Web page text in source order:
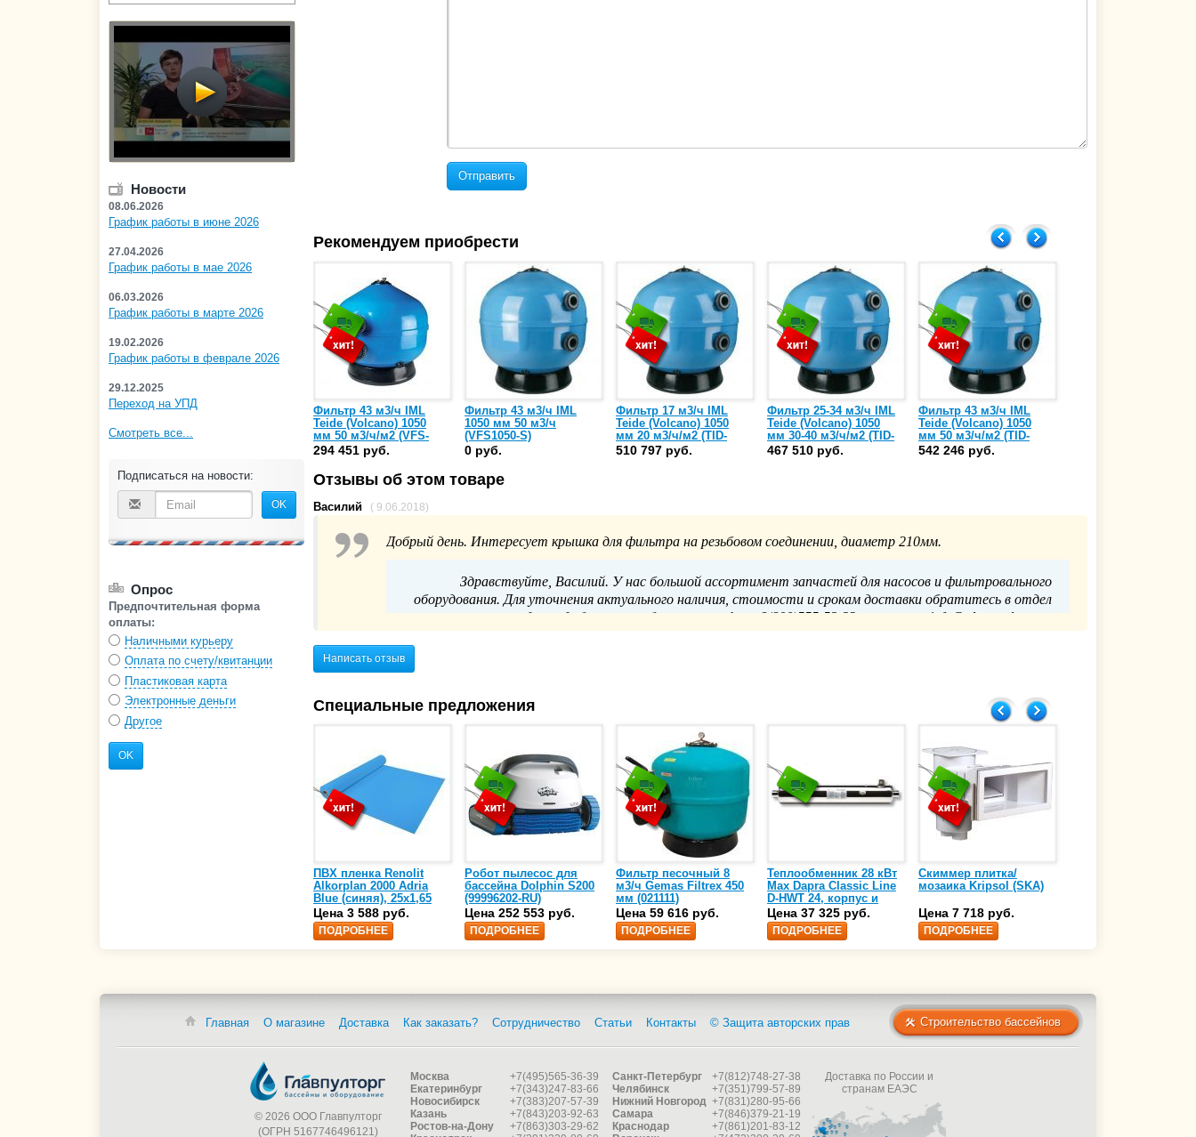
Новости
08.06.2026
График работы в июне 2026
27.04.2026
График работы в мае 2026
06.03.2026
График работы в марте 2026
19.02.2026
График работы в феврале 2026
29.12.2025
Переход на УПД
Смотреть все...
Подписаться на новости:
OK
Опрос
Предпочтительная форма
оплаты:
Наличными курьеру
Оплата по счету/квитанции
Пластиковая карта
Электронные деньги
Другое
OK
Отправить
Рекомендуем приобрести
Фильтр 43 м3/ч IML
Teide (Volcano) 1050
мм 50 м3/ч/м2 (VFS-
1050)
294 451 руб.
Фильтр 43 м3/ч IML
1050 мм 50 м3/ч
(VFS1050-S)
0 руб.
Фильтр 17 м3/ч IML
Teide (Volcano) 1050
мм 20 м3/ч/м2 (TID-
1050063)
510 797 руб.
Фильтр 25-34 м3/ч IML
Teide (Volcano) 1050
мм 30-40 м3/ч/м2 (TID-
1050075)
467 510 руб.
Фильтр 43 м3/ч IML
Teide (Volcano) 1050
мм 50 м3/ч/м2 (TID-
1050090)
542 246 руб.
Отзывы об этом товаре
Василий ( 9.06.2018)
Добрый день. Интересует крышка для фильтра на резьбовом соединении, диаметр 210мм.
Здравствуйте, Василий. У нас большой ассортимент запчастей для насосов и фильтровального
оборудования. Для уточнения актуального наличия, стоимости и срокам доставки обратитесь в отдел
продаж удобным способом: по телефону 8(800)555-52-23 или почте: info@glavpooltorg.su
Написать отзыв
Специальные предложения
ПВХ пленка Renolit
Alkorplan 2000 Adria
Blue (синяя), 25х1,65
(35216203)
Цена 3 588 руб.
ПОДРОБНЕЕ
Робот пылесос для
бассейна Dolphin S200
(99996202-RU)
Цена 252 553 руб.
ПОДРОБНЕЕ
Фильтр песочный 8
м3/ч Gemas Filtrex 450
мм (021111)
Цена 59 616 руб.
ПОДРОБНЕЕ
Теплообменник 28 кВт
Max Dapra Classic Line
D-HWT 24, корпус и
спираль нержавеющая
сталь AISI-316 (10 01
25)
Цена 37 325 руб.
ПОДРОБНЕЕ
Скиммер плитка/
мозаика Kripsol (SKA)
Цена 7 718 руб.
ПОДРОБНЕЕ
Строительство бассейнов
Главная О магазине Доставка Как заказать? Сотрудничество Статьи Контакты © Защита авторских прав
© 2026 ООО Главпулторг
(ОГРН 5167746496121)
Москва +7(495)565-36-39 Санкт-Петербург
+7(812)748-27-38
Екатеринбург
+7(343)247-83-66 Челябинск
+7(351)799-57-89
Новосибирск
+7(383)207-57-39 Нижний Новгород +7(831)280-95-66
Казань
+7(843)203-92-63 Самара
+7(846)379-21-19
Ростов-на-Дону
+7(863)303-29-62 Краснодар
+7(861)201-83-12
Доставка по России и
странам ЕАЭС